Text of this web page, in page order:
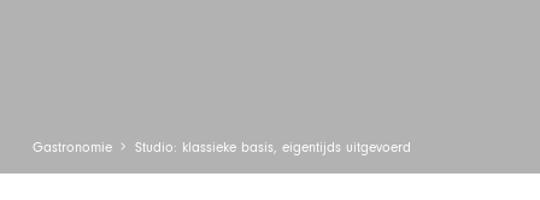
Gastronomie Studio: klassieke basis, eigentijds uitgevoerd